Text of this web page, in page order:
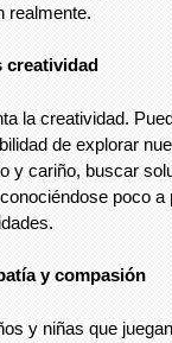
realmente.
creatividad
la creatividad.
de explorar
y cariño, buscar
poco
y compasión
y niñas que